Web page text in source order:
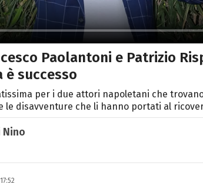
Paolantoni e Patrizio
è successo
per i due attori napoletani che
le disavventure che li hanno portati al
Nino
FACEBOOK SITO
in Scienze Politiche, giornalista per